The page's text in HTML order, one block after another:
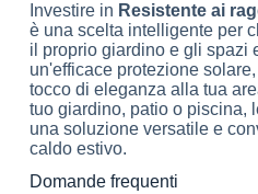
Investire in Resistente ai
è una scelta intelligente per
il proprio giardino e gli spazi
un'efficace protezione
tocco di eleganza alla tua
tuo giardino, patio o piscina,
una soluzione versatile e
caldo estivo.
Domande frequenti